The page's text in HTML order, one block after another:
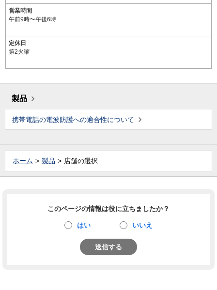
営業時間
午前9時〜午後6時
定休日
第2火曜
製品
携帯電話の電波防護への適合性について
ホーム 製品 店舗の選択
このページの情報は役に立ちましたか？
はい いいえ
送信する